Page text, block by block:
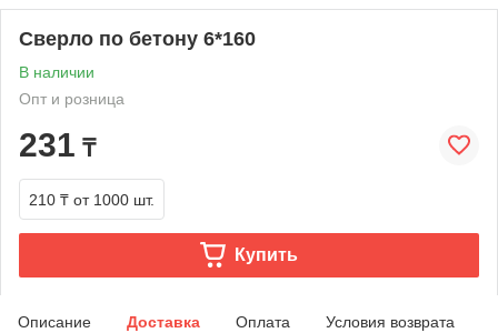
Сверло по бетону 6*160
В наличии
Опт и розница
231 ₸
210 ₸ от 1000 шт.
Купить
Описание Доставка Оплата Условия возврата